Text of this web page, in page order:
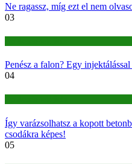
Ne ragassz, míg ezt el nem
03
Penész a falon? Egy
04
Így varázsolhatsz a kopott
csodákra képes!
05